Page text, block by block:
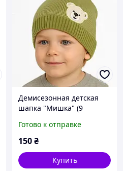
Демисезонная детская
шапка "Мишка" (9
Готово к отправке
150₴
Купить